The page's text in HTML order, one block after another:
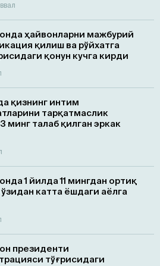
ҳайвонларни мажбурий
қилиш ва рўйхатга
қонун кучга кирди
қизнинг интим
тарқатмаслик
минг талаб қилган эркак
1 йилда 11 мингдан ортиқ
катта ёшдаги аёлга
президенти
тўғрисидаги